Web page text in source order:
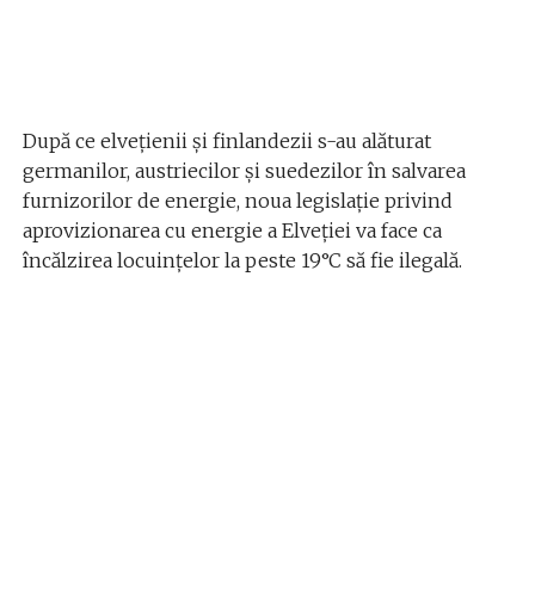
După ce elvețienii și finlandezii s-au alăturat
germanilor, austriecilor și suedezilor în salvarea
furnizorilor de energie, noua legislație privind
aprovizionarea cu energie a Elveției va face ca
încălzirea locuințelor la peste 19°C să fie ilegală.